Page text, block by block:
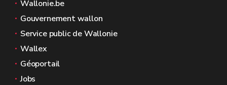
Wallonie.be
Gouvernement wallon
Service public de Wallonie
Wallex
Géoportail
Jobs